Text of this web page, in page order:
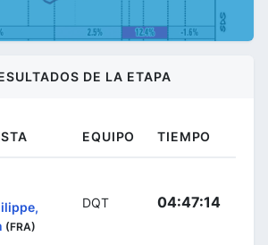
DE LA ETAPA
EQUIPO TIEMPO
(FRA)
DQT 04:47:14